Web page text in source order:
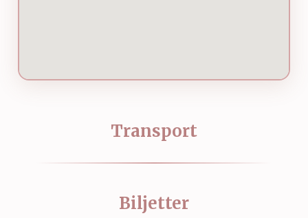
Transport
Biljetter